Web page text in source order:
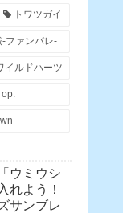
トワツガイ
ファンパレ-
イルドハーツ
ウミウシ
れよう！
サンブレ